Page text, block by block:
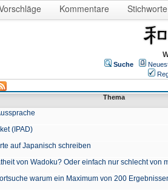
Kommentare Stichworte
Suche
Thema
(IPAD)
auf Japanisch schreiben
von Wadoku? Oder einfach nur schlecht von
warum ein Maximum von 200